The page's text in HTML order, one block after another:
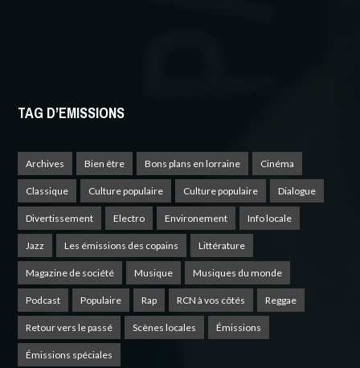
TAG D’EMISSIONS
Archives Bien être Bons plans en lorraine Cinéma
Classique Culture populaire Culture populaire Dialogue
Divertissement Electro Environement Info locale
Jazz Les émissions des copains Littérature
Magazine de société Musique Musiques du monde
Podcast Populaire Rap RCN à vos côtés Reggae
Retour vers le passé Scènes locales Émissions
Émissions spéciales